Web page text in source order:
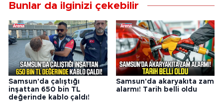
Bunlar da ilginizi çekebilir
Samsun'da çalıştığı
inşattan 650 bin TL
değerinde kablo çaldı!
Samsun'da akaryakıta zam
alarmı! Tarih belli oldu